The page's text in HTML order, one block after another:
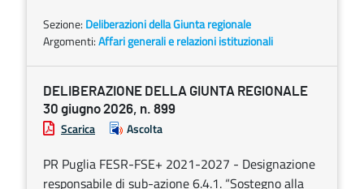
Sezione: Deliberazioni della Giunta regionale
Argomenti:Affari generali e relazioni istituzionali
DELIBERAZIONE DELLA GIUNTA REGIONALE
30 giugno 2026, n. 899
Scarica Ascolta
PR Puglia FESR-FSE+ 2021-2027 - Designazione
responsabile di sub-azione 6.4.1. “Sostegno alla